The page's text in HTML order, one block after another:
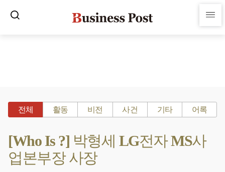
전체 활동 비전 사건 기타 어록
[Who Is ?] 박형세 LG전자 MS사
업본부장 사장